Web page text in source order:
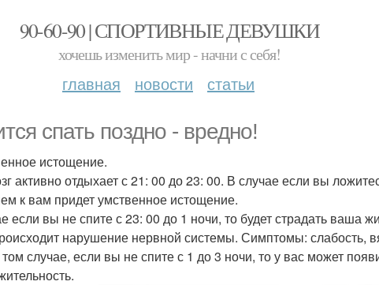
90-60-90 | СПОРТИВНЫЕ ДЕВУШКИ
хочешь изменить мир - начни с себя!
главная новости статьи
спать поздно - вредно!
истощение.
активно отдыхает с 21: 00 до 23: 00. В случае если вы
к вам придет умственное истощение.
если вы не спите с 23: 00 до 1 ночи, то будет страдать ваша
нарушение нервной системы. Симптомы: слабость,
случае, если вы не спите с 1 до 3 ночи, то у вас может